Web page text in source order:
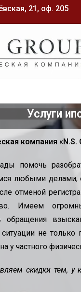
21, оф. 205
Услуги
компания «N.S.
помочь
любыми делами,
отменой
Имеем
обращения
не
у частного
скидки тем, у